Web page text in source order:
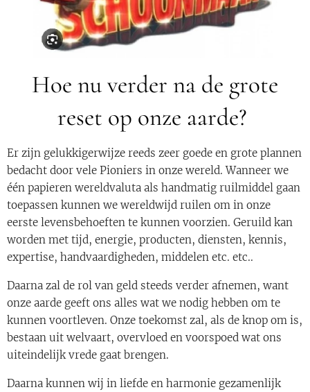
Hoe nu verder na de grote
reset op onze aarde?
Er zijn gelukkigerwijze reeds zeer goede en grote plannen
bedacht door vele Pioniers in onze wereld. Wanneer we
één papieren wereldvaluta als handmatig ruilmiddel gaan
toepassen kunnen we wereldwijd ruilen om in onze
eerste levensbehoeften te kunnen voorzien. Geruild kan
worden met tijd, energie, producten, diensten, kennis,
expertise, handvaardigheden, middelen etc. etc..
Daarna zal de rol van geld steeds verder afnemen, want
onze aarde geeft ons alles wat we nodig hebben om te
kunnen voortleven. Onze toekomst zal, als de knop om is,
bestaan uit welvaart, overvloed en voorspoed wat ons
uiteindelijk vrede gaat brengen.
Daarna kunnen wij in liefde en harmonie gezamenlijk